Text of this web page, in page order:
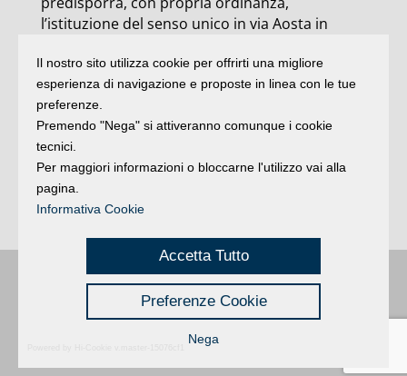
l’istituzione del senso unico in via Aosta in
dal comune – per i residenti nell’area di
Spontriciolo saranno limitati, grazie agli accessi
alternativi”.
L’area del cantiere sarà limitata, spiegano
ancora dal comune, perché si “attende in tempi
brevi risposte certe alle richieste sulla modifica
del tracciato del Trc avanzate nell’ultima
riunione del Comitato di coordinamento”.
Buongiorno:Riminié una testata registrata presso il Tribunale di Rimini
registrazione n. 2 /28/02/2012| © 2024 buongiornoRimini
Privacy | Credits
Il nostro sito utilizza cookie per offrirti una migliore
esperienza di navigazione e proposte in linea con le tue
preferenze.
Premendo "Nega" si attiveranno comunque i cookie
tecnici.
Per maggiori informazioni o bloccarne l'utilizzo vai alla
pagina.
Informativa Cookie
Accetta Tutto
Preferenze Cookie
Nega